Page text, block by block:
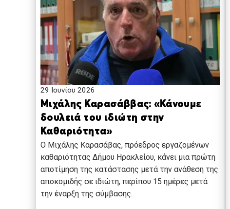
29 Ιουνίου 2026
Μιχάλης Καρασάββας: «Κάνουμε
δουλειά του ιδιώτη στην
Καθαριότητα»
Ο Μιχάλης Καρασάβας, πρόεδρος εργαζομένων
καθαριότητας Δήμου Ηρακλείου, κάνει μια πρώτη
αποτίμηση της κατάστασης μετά την ανάθεση της
αποκομιδής σε ιδιώτη, περίπου 15 ημέρες μετά
την έναρξη της σύμβασης.